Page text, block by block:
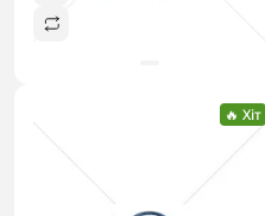
🔥 Хіт